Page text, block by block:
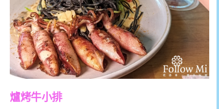
爐烤牛小排